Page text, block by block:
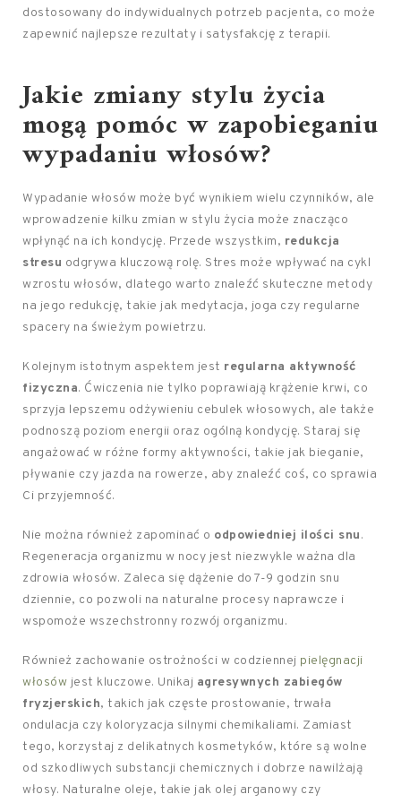
dostosowany do indywidualnych potrzeb pacjenta, co może
zapewnić najlepsze rezultaty i satysfakcję z terapii.
Jakie zmiany stylu życia
mogą pomóc w zapobieganiu
wypadaniu włosów?
Wypadanie włosów może być wynikiem wielu czynników, ale
wprowadzenie kilku zmian w stylu życia może znacząco
wpłynąć na ich kondycję. Przede wszystkim, redukcja
stresu odgrywa kluczową rolę. Stres może wpływać na cykl
wzrostu włosów, dlatego warto znaleźć skuteczne metody
na jego redukcję, takie jak medytacja, joga czy regularne
spacery na świeżym powietrzu.
Kolejnym istotnym aspektem jest regularna aktywność
fizyczna. Ćwiczenia nie tylko poprawiają krążenie krwi, co
sprzyja lepszemu odżywieniu cebulek włosowych, ale także
podnoszą poziom energii oraz ogólną kondycję. Staraj się
angażować w różne formy aktywności, takie jak bieganie,
pływanie czy jazda na rowerze, aby znaleźć coś, co sprawia
Ci przyjemność.
Nie można również zapominać o odpowiedniej ilości snu.
Regeneracja organizmu w nocy jest niezwykle ważna dla
zdrowia włosów. Zaleca się dążenie do 7-9 godzin snu
dziennie, co pozwoli na naturalne procesy naprawcze i
wspomoże wszechstronny rozwój organizmu.
Również zachowanie ostrożności w codziennej pielęgnacji
włosów jest kluczowe. Unikaj agresywnych zabiegów
fryzjerskich, takich jak częste prostowanie, trwała
ondulacja czy koloryzacja silnymi chemikaliami. Zamiast
tego, korzystaj z delikatnych kosmetyków, które są wolne
od szkodliwych substancji chemicznych i dobrze nawilżają
włosy. Naturalne oleje, takie jak olej arganowy czy